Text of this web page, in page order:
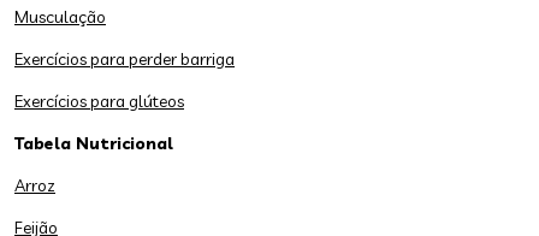
Musculação
Exercícios para perder barriga
Exercícios para glúteos
Tabela Nutricional
Arroz
Feijão